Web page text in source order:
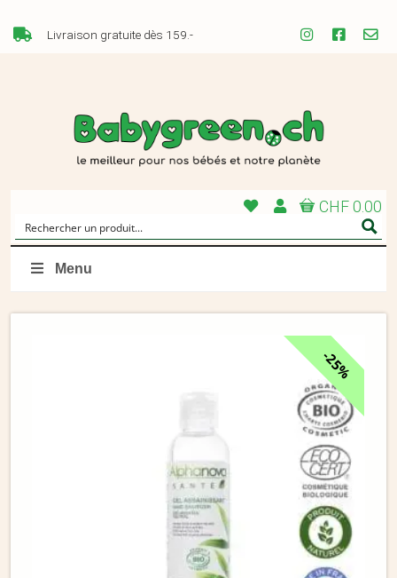
Livraison gratuite dès 159.-
CHF 0.00
Menu
25%